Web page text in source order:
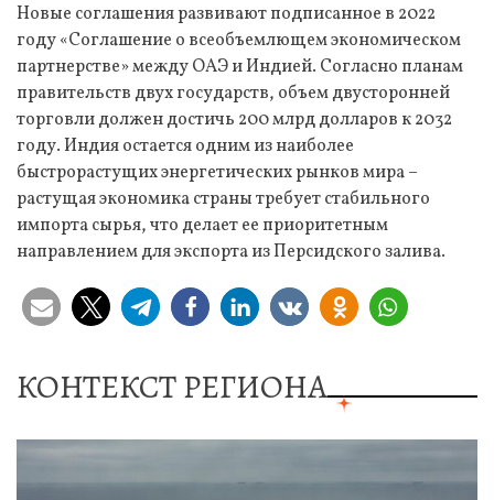
Новые соглашения развивают подписанное в 2022
году «Соглашение о всеобъемлющем экономическом
партнерстве» между ОАЭ и Индией. Согласно планам
правительств двух государств, объем двусторонней
торговли должен достичь 200 млрд долларов к 2032
году. Индия остается одним из наиболее
быстрорастущих энергетических рынков мира –
растущая экономика страны требует стабильного
импорта сырья, что делает ее приоритетным
направлением для экспорта из Персидского залива.
КОНТЕКСТ РЕГИОНА